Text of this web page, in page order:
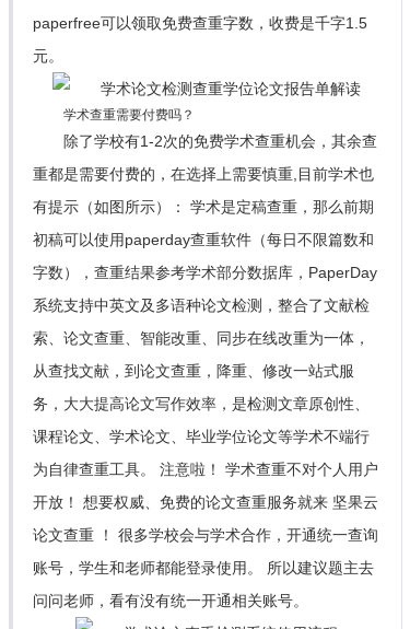
paperfree可以领取免费查重字数，收费是千字1.5
元。
学术查重需要付费吗？
除了学校有1-2次的免费学术查重机会，其余查
重都是需要付费的，在选择上需要慎重,目前学术也
有提示（如图所示）： 学术是定稿查重，那么前期
初稿可以使用paperday查重软件（每日不限篇数和
字数），查重结果参考学术部分数据库，PaperDay
系统支持中英文及多语种论文检测，整合了文献检
索、论文查重、智能改重、同步在线改重为一体，
从查找文献，到论文查重，降重、修改一站式服
务，大大提高论文写作效率，是检测文章原创性、
课程论文、学术论文、毕业学位论文等学术不端行
为自律查重工具。 注意啦！ 学术查重不对个人用户
开放！ 想要权威、免费的论文查重服务就来 坚果云
论文查重 ！ 很多学校会与学术合作，开通统一查询
账号，学生和老师都能登录使用。 所以建议题主去
问问老师，看有没有统一开通相关账号。